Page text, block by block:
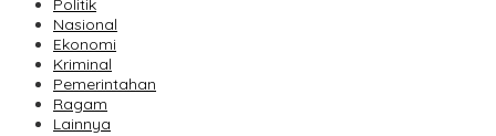
Politik
Nasional
Ekonomi
Kriminal
Pemerintahan
Ragam
Lainnya